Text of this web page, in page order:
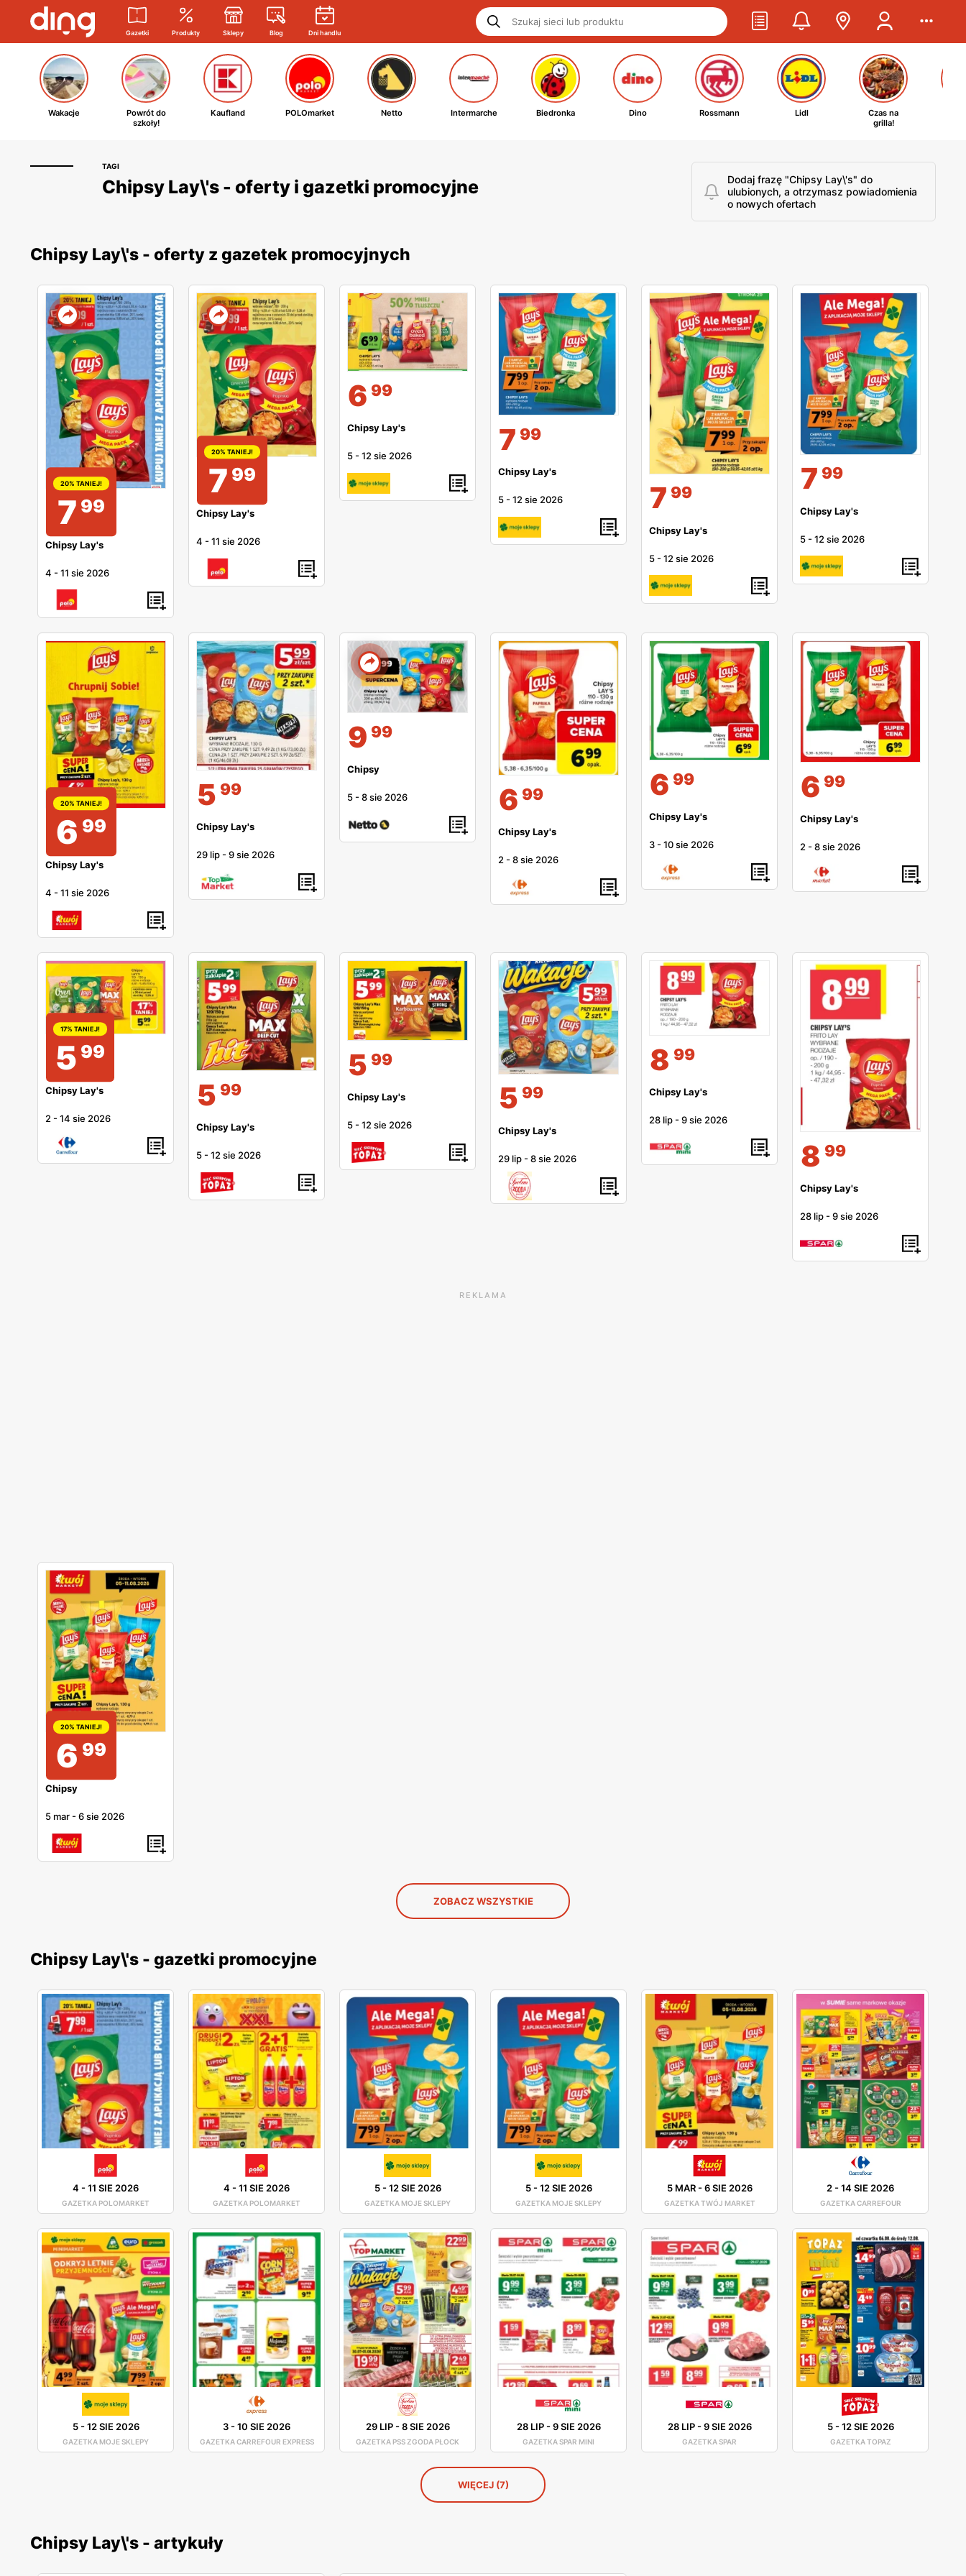
Gazetki Produkty Sklepy Blog Dni handlu
Wakacje
Powrót do
szkoły!
Kaufland POLOmarket Netto Intermarche Biedronka Dino Rossmann Lidl
Czas na
grilla!
TAGI
Chipsy Lay\'s - oferty i gazetki promocyjne
Dodaj frazę "Chipsy Lay\'s" do
ulubionych, a otrzymasz powiadomienia
o nowych ofertach
Chipsy Lay\'s - oferty z gazetek promocyjnych
20% TANIEJ!
7 99
Chipsy Lay's
4 -11 sie 2026
20% TANIEJ!
7 99
Chipsy Lay's
4 -11 sie 2026
6 99
Chipsy Lay's
5 -12 sie 2026 7 99
Chipsy Lay's
5 -12 sie 2026 7 99
Chipsy Lay's
5 -12 sie 2026
7 99
Chipsy Lay's
5 -12 sie 2026
20% TANIEJ!
6 99
Chipsy Lay's
4 -11 sie 2026
5 99
Chipsy Lay's
29 lip -9 sie 2026
9 99
Chipsy
5 -8 sie 2026 6 99
Chipsy Lay's
2 -8 sie 2026
6 99
Chipsy Lay's
3 -10 sie 2026
6 99
Chipsy Lay's
2 -8 sie 2026
17% TANIEJ!
5 99
Chipsy Lay's
2 -14 sie 2026
5 99
Chipsy Lay's
5 -12 sie 2026
5 99
Chipsy Lay's
5 -12 sie 2026
5 99
Chipsy Lay's
29 lip -8 sie 2026
8 99
Chipsy Lay's
28 lip -9 sie 2026
8 99
Chipsy Lay's
28 lip -9 sie 2026
REKLAMA
20% TANIEJ!
6 99
Chipsy
5 mar -6 sie 2026
ZOBACZ WSZYSTKIE
Chipsy Lay\'s - gazetki promocyjne
4 -11 SIE 2026
GAZETKA POLOMARKET
4 -11 SIE 2026
GAZETKA POLOMARKET
5-12 SIE 2026
GAZETKA MOJE SKLEPY
5-12 SIE 2026
GAZETKA MOJE SKLEPY
5 MAR-6 SIE 2026
GAZETKA TWÓJ MARKET
2-14 SIE 2026
GAZETKA CARREFOUR
5-12 SIE 2026
GAZETKA MOJE SKLEPY
3-10 SIE 2026
GAZETKA CARREFOUR EXPRESS
29 LIP-8 SIE 2026
GAZETKA PSS ZGODA PŁOCK
28 LIP-9 SIE 2026
GAZETKA SPAR MINI
28 LIP-9 SIE 2026
GAZETKA SPAR
5-12 SIE 2026
GAZETKA TOPAZ
WIĘCEJ (7)
Chipsy Lay\'s - artykuły